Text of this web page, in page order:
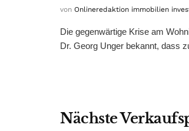
von Onlineredaktion immobilien
Die gegenwärtige Krise am
Dr. Georg Unger bekannt, dass
Nächste